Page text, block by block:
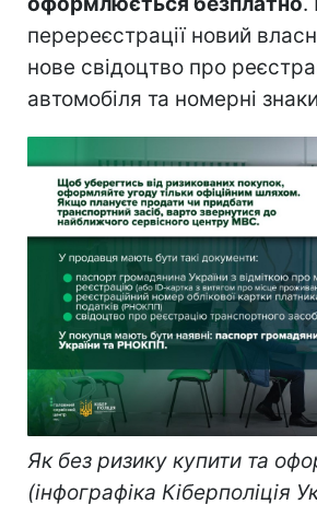
перереєстрації новий
нове свідоцтво про
автомобіля та номерні
Як без ризику купити та
(інфографіка Кіберполіція